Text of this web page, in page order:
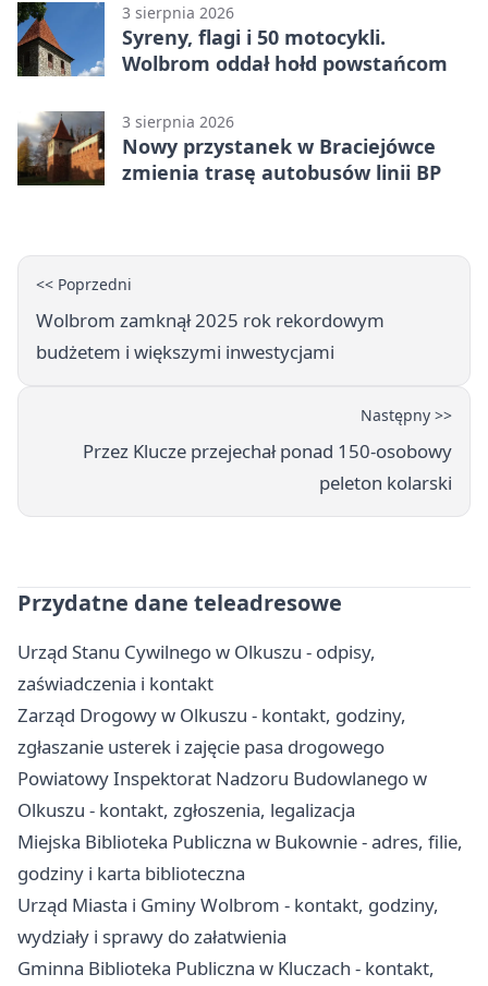
3 sierpnia 2026
Syreny, flagi i 50 motocykli.
Wolbrom oddał hołd powstańcom
3 sierpnia 2026
Nowy przystanek w Braciejówce
zmienia trasę autobusów linii BP
<< Poprzedni
Wolbrom zamknął 2025 rok rekordowym
budżetem i większymi inwestycjami
Następny >>
Przez Klucze przejechał ponad 150-osobowy
peleton kolarski
Przydatne dane teleadresowe
Urząd Stanu Cywilnego w Olkuszu - odpisy,
zaświadczenia i kontakt
Zarząd Drogowy w Olkuszu - kontakt, godziny,
zgłaszanie usterek i zajęcie pasa drogowego
Powiatowy Inspektorat Nadzoru Budowlanego w
Olkuszu - kontakt, zgłoszenia, legalizacja
Miejska Biblioteka Publiczna w Bukownie - adres, filie,
godziny i karta biblioteczna
Urząd Miasta i Gminy Wolbrom - kontakt, godziny,
wydziały i sprawy do załatwienia
Gminna Biblioteka Publiczna w Kluczach - kontakt,